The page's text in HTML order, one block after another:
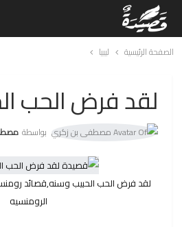
الصفحة الرئيسية ليبيا
لقد فرض الحب
بواسطة
لقد فرض الحب الحبيب وسنه,قصائد
الرومنسيه